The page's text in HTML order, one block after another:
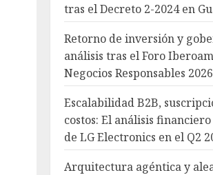
tras el Decreto 2-2024 en
Retorno de inversión y
análisis tras el Foro
Negocios Responsables 2026
Escalabilidad B2B,
costos: El análisis
de LG Electronics en el Q2
Arquitectura agéntica y